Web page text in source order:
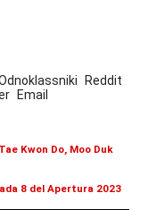
Reddit
Email
Kwon Do, Moo Duk
8 del Apertura 2023